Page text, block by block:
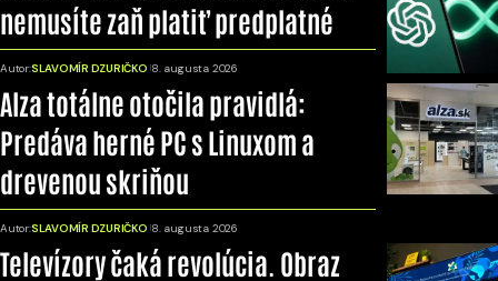
nemusíte zaň platiť predplatné
Autor:SLAVOMÍR DZURIČKO 8. augusta 2026
Alza totálne otočila pravidlá:
Predáva herné PC s Linuxom a
drevenou skriňou
Autor:SLAVOMÍR DZURIČKO 8. augusta 2026
Televízory čaká revolúcia. Obraz